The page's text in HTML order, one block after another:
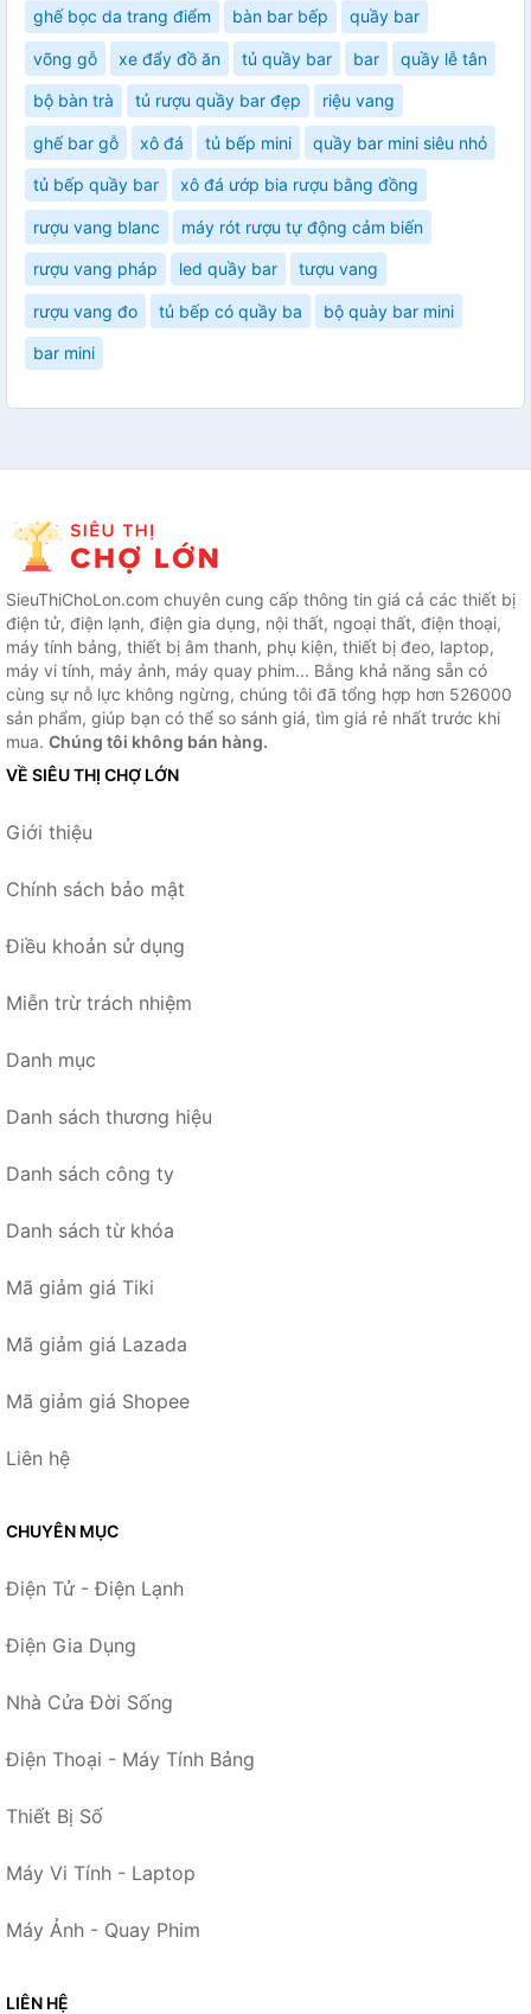
ghế bọc da trang điểm bàn bar bếp quầy bar
võng gỗ xe đẩy đồ ăn tủ quầy bar bar quầy lễ tân
bộ bàn trà tủ rượu quầy bar đẹp riệu vang
ghế bar gỗ xô đá tủ bếp mini quầy bar mini siêu nhỏ
tủ bếp quầy bar xô đá ướp bia rượu bằng đồng
rượu vang blanc máy rót rượu tự động cảm biến
rượu vang pháp led quầy bar tượu vang
rượu vang đo tủ bếp có quầy ba bộ quày bar mini
bar mini
SieuThiChoLon.com chuyên cung cấp thông tin giá cả các thiết bị
điện tử, điện lạnh, điện gia dụng, nội thất, ngoại thất, điện thoại,
máy tính bảng, thiết bị âm thanh, phụ kiện, thiết bị đeo, laptop,
máy vi tính, máy ảnh, máy quay phim... Bằng khả năng sẵn có
cùng sự nỗ lực không ngừng, chúng tôi đã tổng hợp hơn 526000
sản phẩm, giúp bạn có thể so sánh giá, tìm giá rẻ nhất trước khi
mua. Chúng tôi không bán hàng.
VỀ SIÊU THỊ CHỢ LỚN
Giới thiệu
Chính sách bảo mật
Điều khoản sử dụng
Miễn trừ trách nhiệm
Danh mục
Danh sách thương hiệu
Danh sách công ty
Danh sách từ khóa
Mã giảm giá Tiki
Mã giảm giá Lazada
Mã giảm giá Shopee
Liên hệ
CHUYÊN MỤC
Điện Tử - Điện Lạnh
Điện Gia Dụng
Nhà Cửa Đời Sống
Điện Thoại - Máy Tính Bảng
Thiết Bị Số
Máy Vi Tính - Laptop
Máy Ảnh - Quay Phim
LIÊN HỆ